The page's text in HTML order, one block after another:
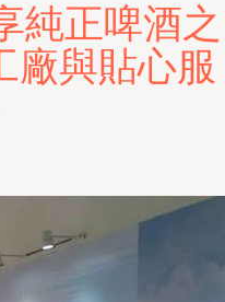
純正啤酒之
廠與貼心服